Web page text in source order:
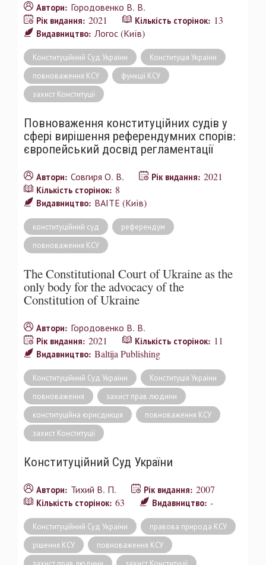
Автори: Городовенко В. В.
Рік видання: 2021 Кількість сторінок: 13
Видавництво: Логос (Київ)
Конституційний Суд України
Конституція України
повноваження КСУ
функції КСУ
захист Конституції
Повноваження конституційних судів у
сфері вирішення референдумних спорів:
європейський досвід регламентації
Автори: Совгиря О. В. Рік видання: 2021
Кількість сторінок: 8
Видавництво: ВАІТЕ (Київ)
конституційний суд
референдум
повноваження КСУ
The Constitutional Court of Ukraine as the
only body for the advocacy of the
Constitution of Ukraine
Автори: Городовенко В. В.
Рік видання: 2021 Кількість сторінок: 11
Видавництво: Baltija Publishing
Конституційний Суд України
Конституція України
повноваження
захист прав людини
конституційна юрисдикція
повноваження КСУ
захист Конституції
Конституційний Суд України
Автори: Тихий В. П. Рік видання: 2007
Кількість сторінок: 63 Видавництво: -
Конституційний Суд України
правова природа КСУ
рішення КСУ
повноваження КСУ